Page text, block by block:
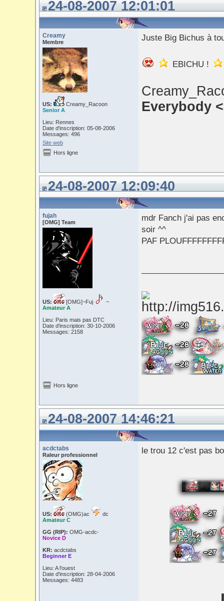
24-08-2007 12:01:01
Creamy
Membre
US:
Creamy_Racoon
Senior A
Lieu: Rennes
Date d'inscription: 05-08-2006
Messages: 496
Site web
Juste Big Bichus à
EBICHU !
Everybody
Hors ligne
24-08-2007 12:09:40
fujah
[OMG] Team
US: [OMG]~Fuj
~
Amateur A
Lieu: Paris mais pas DTC
Date d'inscription: 30-10-2006
Messages: 2158
mdr Fanch j'ai pas
soir ^^
PAF
Hors ligne
24-08-2007 14:46:21
acdctabs
Raleur professionnel
US: (OMG)ac
dc
Amateur C
GG (RIP): OMG-acdc-
Novice D
KR: acdctabs
Beginner E
Lieu: A l'ouest
Date d'inscription: 28-04-2006
Messages: 4483
le trou 12 c'est pas